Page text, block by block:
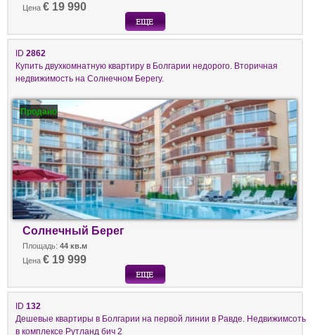
Цена € 19 990
ID 2862
Купить двухкомнатную квартиру в Болгарии недорого. Вторичная
недвижимость на Солнечном Берегу.
Продано
Солнечный Берег
Площадь: 44 кв.м
Цена € 19 999
ID 132
Дешевые квартиры в Болгарии на первой линии в Равде. Недвижимсоть
в комплексе Рутланд бич 2